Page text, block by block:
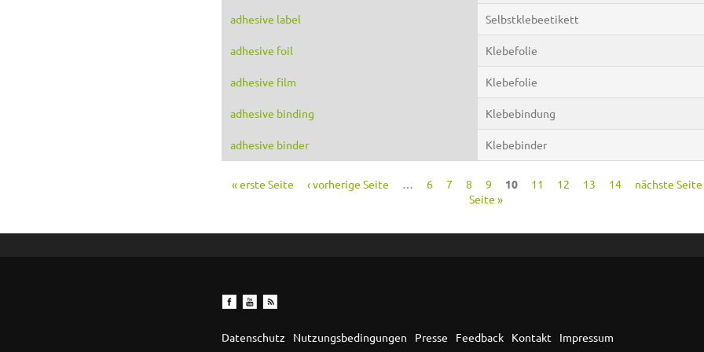
adhesive label Selbstklebeetikett
adhesive foil Klebefolie
adhesive film Klebefolie
adhesive binding Klebebindung
adhesive binder Klebebinder
« erste Seite ‹ vorherige Seite 6 7 8 9 10 11 12 13 14 nächste Seite
Seite »
Datenschutz Nutzungsbedingungen Presse Feedback Kontakt Impressum